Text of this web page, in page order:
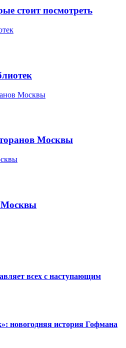
стоит посмотреть
Москвы
Москвы
всех с наступающим
новогодняя история Гофмана